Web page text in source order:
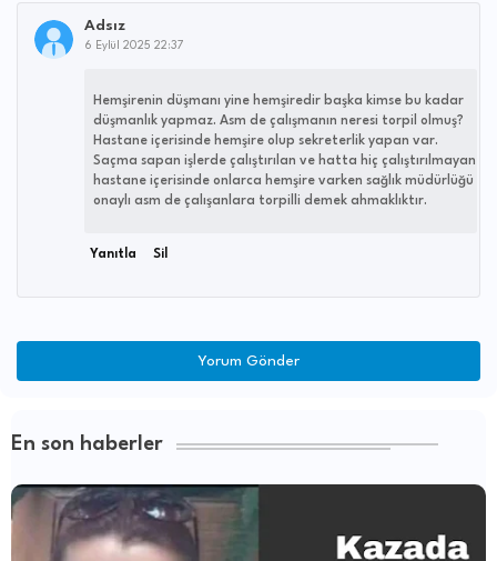
Adsız
6 Eylül 2025 22:37
Hemşirenin düşmanı yine hemşiredir başka kimse bu kadar
düşmanlık yapmaz. Asm de çalışmanın neresi torpil olmuş?
Hastane içerisinde hemşire olup sekreterlik yapan var.
Saçma sapan işlerde çalıştırılan ve hatta hiç çalıştırılmayan
hastane içerisinde onlarca hemşire varken sağlık müdürlüğü
onaylı asm de çalışanlara torpilli demek ahmaklıktır.
Yanıtla Sil
Yorum Gönder
En son haberler